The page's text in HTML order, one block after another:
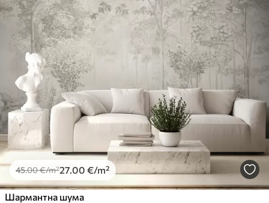
45.00€/m²27 .00 €/m²
Шармантна шума